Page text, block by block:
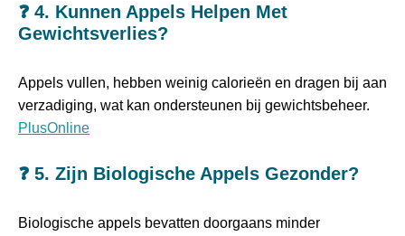
❓ 4. Kunnen Appels Helpen Met
Gewichtsverlies?
Appels vullen, hebben weinig calorieën en dragen bij aan
verzadiging, wat kan ondersteunen bij gewichtsbeheer.
PlusOnline
❓ 5. Zijn Biologische Appels Gezonder?
Biologische appels bevatten doorgaans minder